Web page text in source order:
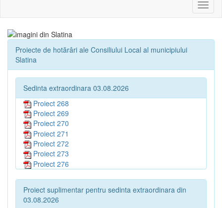
sau
Proiecte de hotărâri ale Consiliului Local al municipiului
Slatina
Sedinta extraordinara 03.08.2026
Proiect 268
Proiect 269
Proiect 270
Proiect 271
Proiect 272
Proiect 273
Proiect 276
Proiect suplimentar pentru sedinta extraordinara din
03.08.2026